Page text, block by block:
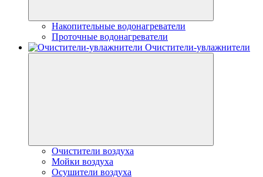
Накопительные водонагреватели
Проточные водонагреватели
Очистители-увлажнители
Очистители воздуха
Мойки воздуха
Осушители воздуха